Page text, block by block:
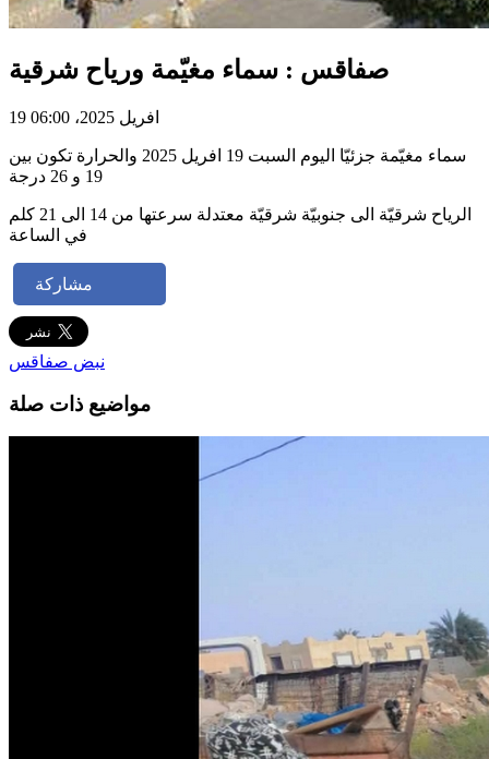
صفاقس : سماء مغيّمة ورياح شرقية
19 افريل 2025، 06:00
سماء مغيّمة جزئيّا اليوم السبت 19 افريل 2025 والحرارة تكون بين
19 و 26 درجة
الرياح شرقيّة الى جنوبيّة شرقيّة معتدلة سرعتها من 14 الى 21 كلم
في الساعة
مشاركة
نبض صفاقس
مواضيع ذات صلة